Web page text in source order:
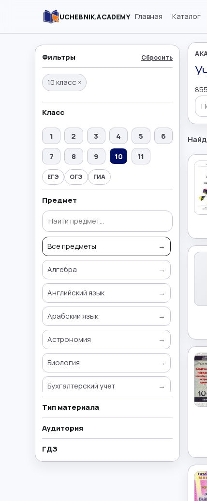
UCHEBNIK.ACADEMY Главная Каталог
Фильтры Сбросить
10 класс ×
Класс
1 2 3 4 5
6
7
8 9 10 11
ЕГЭ ОГЭ ГИА
Предмет
Все предметы →
Алгебра →
Английский язык →
Арабский язык →
Астрономия →
Биология →
Бухгалтерский учет →
Всемирная история
География
Геометрия
Тип материала
Аудитория
ГДЗ